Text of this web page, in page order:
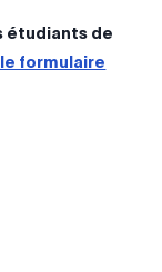
étudiants de
formulaire